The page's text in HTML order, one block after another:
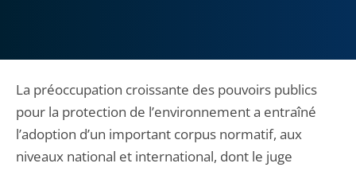
La préoccupation croissante des pouvoirs publics
pour la protection de l’environnement a entraîné
l’adoption d’un important corpus normatif, aux
niveaux national et international, dont le juge